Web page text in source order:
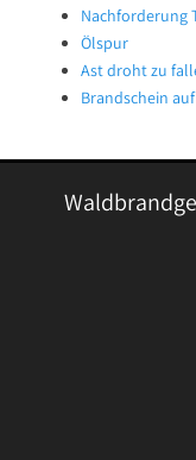
Nachforderung
Ölspur
Ast droht zu
Brandschein